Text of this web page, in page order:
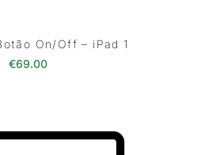
On/Off – iPad 1
€69.00